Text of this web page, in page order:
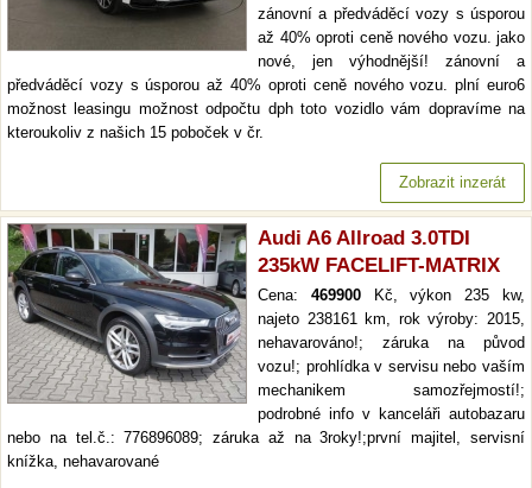
zánovní a předváděcí vozy s úsporou
až 40% oproti ceně nového vozu. jako
nové, jen výhodnější! zánovní a
předváděcí vozy s úsporou až 40% oproti ceně nového vozu. plní euro6
možnost leasingu možnost odpočtu dph toto vozidlo vám dopravíme na
kteroukoliv z našich 15 poboček v čr.
Zobrazit inzerát
Audi A6 Allroad 3.0TDI
235kW FACELIFT-MATRIX
Cena: 469900Kč, výkon 235 kw,
najeto 238161 km, rok výroby: 2015,
nehavarováno!; záruka na původ
vozu!; prohlídka v servisu nebo vaším
mechanikem samozřejmostí!;
podrobné info v kanceláři autobazaru
nebo na tel.č.: 776896089; záruka až na 3roky!;první majitel, servisní
knížka, nehavarované